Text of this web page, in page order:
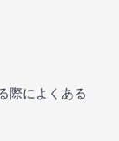
際によくある